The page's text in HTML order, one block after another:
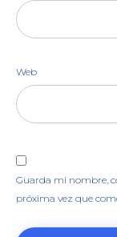
Web
Guarda mi nombre,
próxima vez que